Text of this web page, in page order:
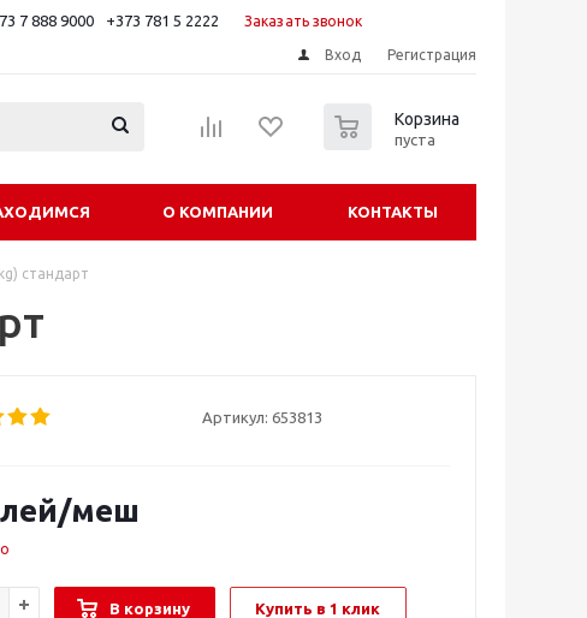
7 888 9000 +373 781 5 2222 Заказать звонок
Вход Регистрация
Корзина
пуста
О КОМПАНИИ КОНТАКТЫ
стандарт
Артикул: 653813
лей/меш
В корзину Купить в 1 клик